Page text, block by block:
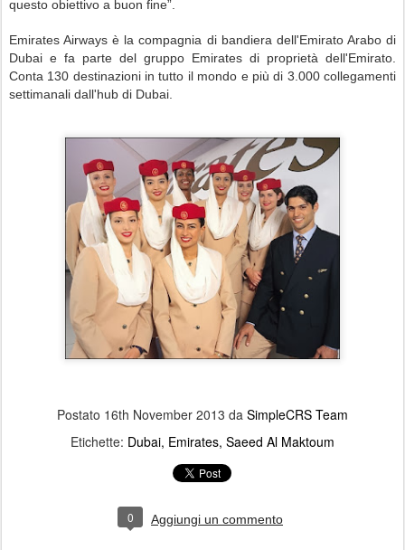
questo obiettivo a buon fine”.
Emirates Airways è la compagnia di bandiera dell'Emirato Arabo di
Dubai e fa parte del gruppo Emirates di proprietà dell'Emirato.
Conta 130 destinazioni in tutto il mondo e più di 3.000 collegamenti
settimanali dall'hub di Dubai.
Postato 16th November 2013 da SimpleCRS Team
Etichette: Dubai Emirates Saeed Al Maktoum
0 Aggiungi un commento